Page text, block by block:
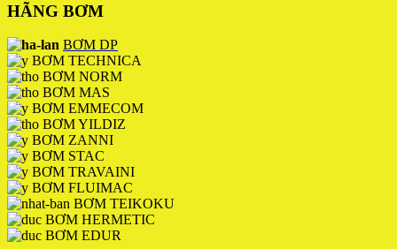
HÃNG BƠM
BƠM DP
BƠM TECHNICA
BƠM NORM
BƠM MAS
BƠM EMMECOM
BƠM YILDIZ
BƠM ZANNI
BƠM STAC
BƠM TRAVAINI
BƠM FLUIMAC
BƠM TEIKOKU
BƠM HERMETIC
BƠM EDUR